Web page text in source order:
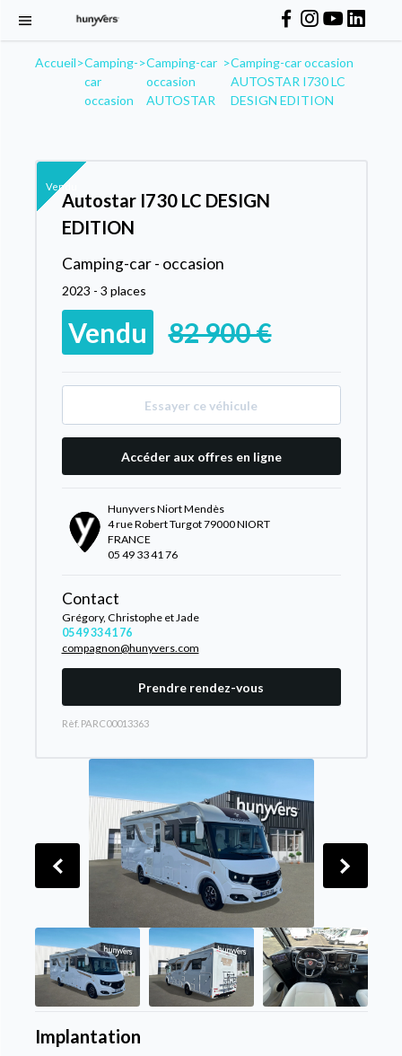
Accueil>Camping-
car
occasion
>Camping-car
occasion
AUTOSTAR
>Camping-car occasion
AUTOSTAR I730 LC
DESIGN EDITION
Vendu
Autostar I730 LC DESIGN
EDITION
Camping-car - occasion
2023 - 3 places
Vendu 82 900 €
Essayer ce véhicule
Accéder aux offres en ligne
Hunyvers Niort Mendès
4 rue Robert Turgot 79000 NIORT
FRANCE
05 49 33 41 76
Contact
Grégory, Christophe et Jade
05 49 33 41 76
compagnon@hunyvers.com
Prendre rendez-vous
Rèf. PARC00013363
Implantation